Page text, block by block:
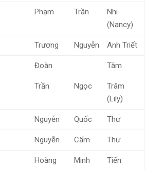
Phạm Trần
Nhi
(Nancy)
Trương Nguyễn Anh Triết
Đoàn Tâm
Trần Ngọc
Trâm
(Lily)
Nguyễn Quốc Thư
Nguyễn Cẩm Thư
Hoàng Minh Tiến